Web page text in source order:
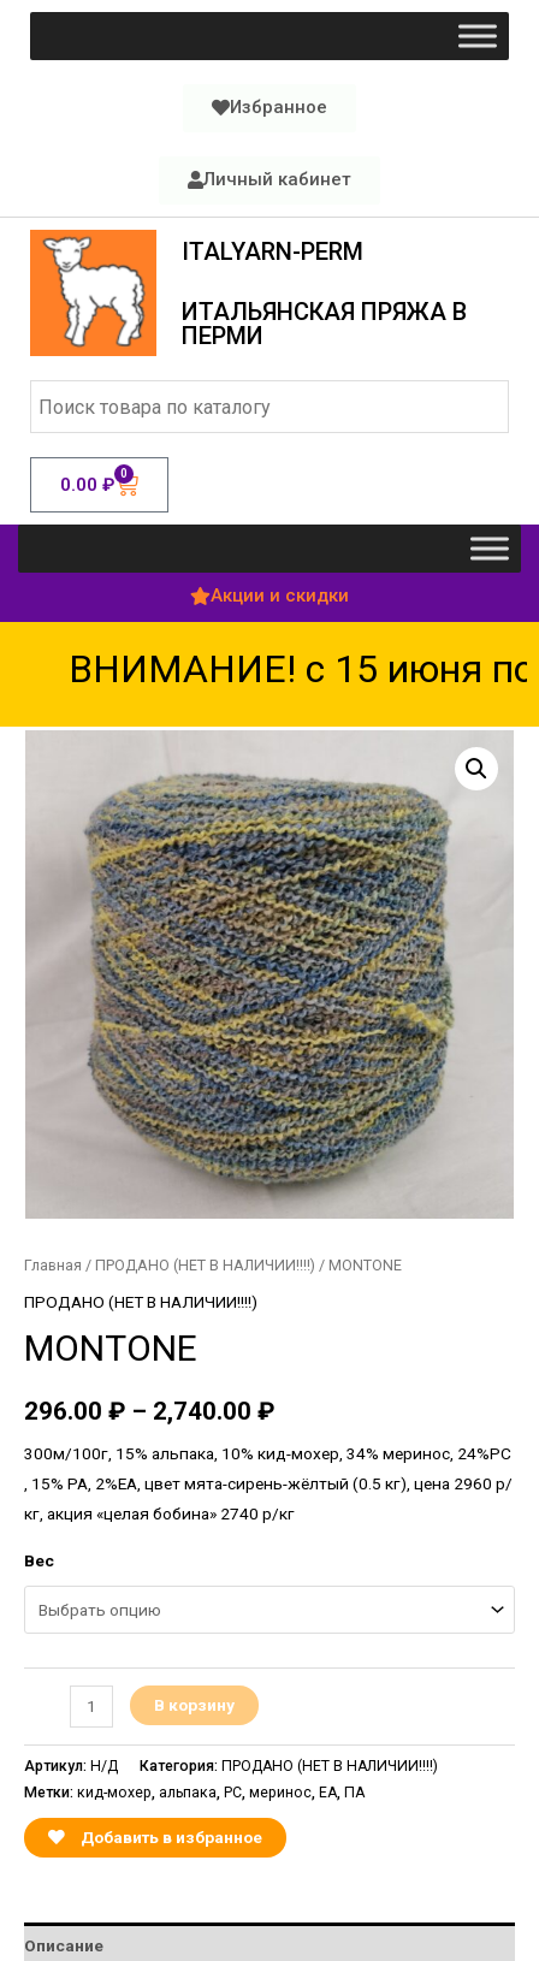
Избранное
Личный кабинет
ITALYARN-PERM
ИТАЛЬЯНСКАЯ ПРЯЖА В
ПЕРМИ
0.00 ₽ 0
Акции и скидки
ВНИМАНИЕ! с 15 июня по
Главная / ПРОДАНО (НЕТ В НАЛИЧИИ!!!!) / MONTONE
ПРОДАНО (НЕТ В НАЛИЧИИ!!!!)
MONTONE
296.00 ₽ – 2,740.00 ₽
300м/100г, 15% альпака, 10% кид-мохер, 34% меринос, 24%PC
, 15% PA, 2%EA, цвет мята-сирень-жёлтый (0.5 кг), цена 2960 р/
кг, акция «целая бобина» 2740 р/кг
Вес
В корзину
Артикул: Н/Д Категория: ПРОДАНО (НЕТ В НАЛИЧИИ!!!!)
Метки: кид-мохер альпака PC меринос EA ПА
Добавить в избранное
Описание